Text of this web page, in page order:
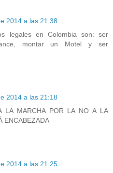
2014 a las 21:38
legales en Colombia son: ser
montar un Motel y ser
2014 a las 21:18
LA MARCHA POR LA NO A LA
ENCABEZADA
2014 a las 21:25